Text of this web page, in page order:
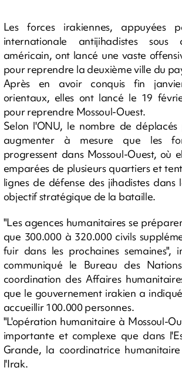
Les forces irakiennes, appuyées
internationale antijihadistes sous
américain, ont lancé une vaste
pour reprendre la deuxième ville du
Après en avoir conquis fin
orientaux, elles ont lancé le 19
pour reprendre Mossoul-Ouest.
Selon l'ONU, le nombre de
augmenter à mesure que les
progressent dans Mossoul-Ouest, où
emparées de plusieurs quartiers et
lignes de défense des jihadistes dans
objectif stratégique de la bataille.
"Les agences humanitaires se
que 300.000 à 320.000 civils
fuir dans les prochaines semaines",
communiqué le Bureau des
coordination des Affaires
que le gouvernement irakien a
accueillir 100.000 personnes.
"L'opération humanitaire à Mossoul-
importante et complexe que dans
Grande, la coordinatrice
l'Irak.